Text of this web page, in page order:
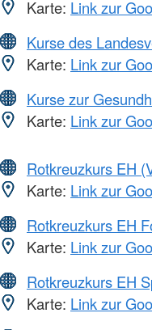
Karte: Link zur
Kurse des
Karte: Link zur
Kurse zur
Karte: Link zur
Rotkreuzkurs EH
Karte: Link zur
Rotkreuzkurs EH
Karte: Link zur
Rotkreuzkurs EH
Karte: Link zur